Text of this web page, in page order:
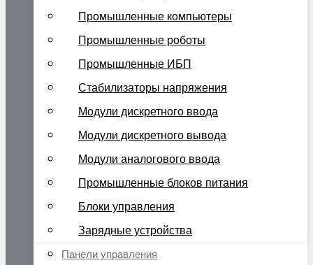
Промышленные компьютеры
Промышленные роботы
Промышленные ИБП
Стабилизаторы напряжения
Модули дискретного ввода
Модули дискретного вывода
Модули аналогового ввода
Промышленные блоков питания
Блоки управления
Зарядные устройства
Панели управления